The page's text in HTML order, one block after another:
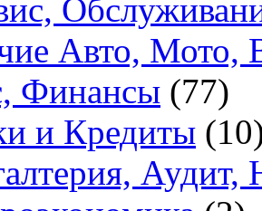
Авто, Мото,
Финансы (77)
и Кредиты
Аудит,